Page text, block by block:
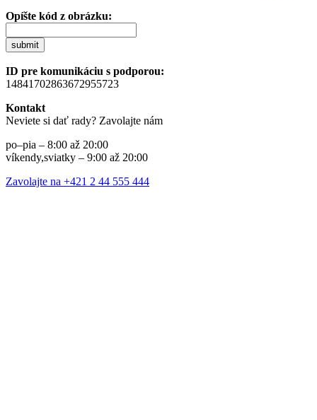
Opíšte kód z obrázku:
submit
ID pre komunikáciu s podporou:
14841702863672955723
Kontakt
Neviete si dať rady? Zavolajte nám
po–pia – 8:00 až 20:00
víkendy,sviatky – 9:00 až 20:00
Zavolajte na +421 2 44 555 444